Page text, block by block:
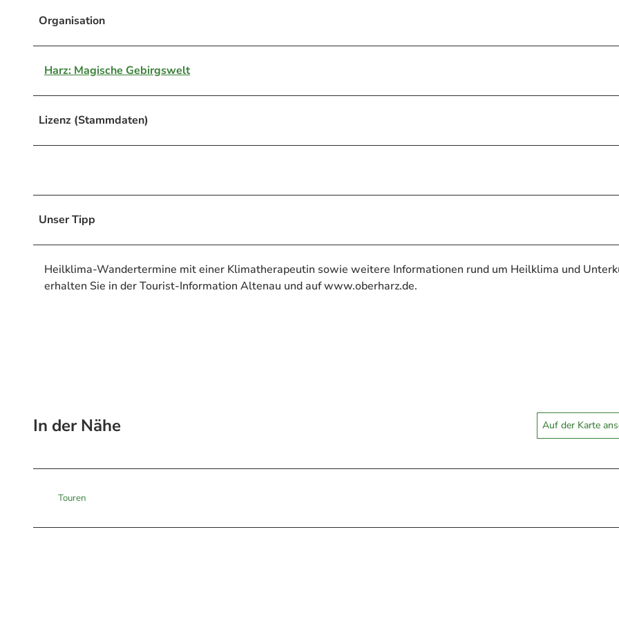
Organisation
Harz: Magische Gebirgswelt
Lizenz (Stammdaten)
Unser Tipp
Heilklima-Wandertermine mit einer Klimatherapeutin sowie weitere Informationen rund um Heilklima und
erhalten Sie in der Tourist-Information Altenau und auf www.oberharz.de.
In der Nähe Auf der Karte
Touren